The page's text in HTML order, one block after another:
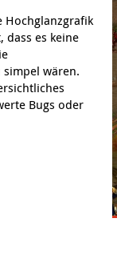
Hochglanzgrafik
es keine
wären.
Bugs oder